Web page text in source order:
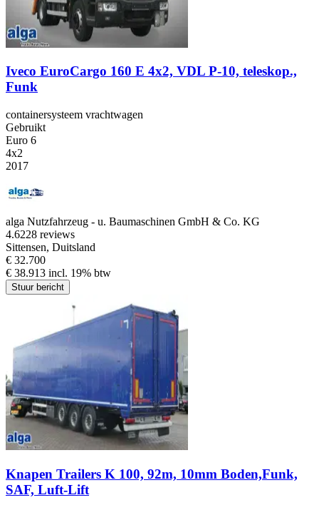
Iveco EuroCargo 160 E 4x2, VDL P-10, teleskop.,
Funk
containersysteem vrachtwagen
Gebruikt
Euro 6
4x2
2017
alga Nutzfahrzeug - u. Baumaschinen GmbH & Co. KG
4.6228 reviews
Sittensen, Duitsland
€ 32.700
€ 38.913 incl. 19% btw
Stuur bericht
Knapen Trailers K 100, 92m, 10mm Boden,Funk,
SAF, Luft-Lift